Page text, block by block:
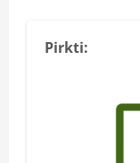
Pirkti: